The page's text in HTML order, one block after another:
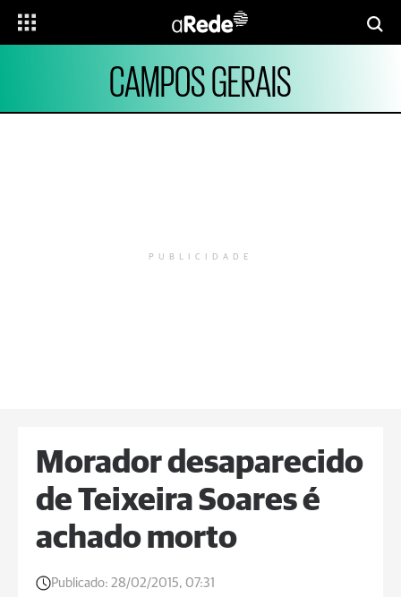
CAMPOS GERAIS
PUBLICIDADE
Morador desaparecido
de Teixeira Soares é
achado morto
Publicado: 28/02/2015, 07:31